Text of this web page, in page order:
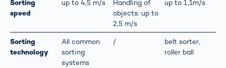
Sorting
speed
up to 4,5 m/s
Handling of
objects: up to
2,5 m/s
up to 1,1m/s
Sorting
technology
All common
sorting
systems
/
belt sorter,
roller ball